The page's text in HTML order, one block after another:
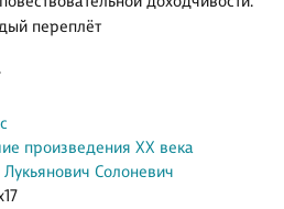
переплёт
произведения ХХ века
Солоневич